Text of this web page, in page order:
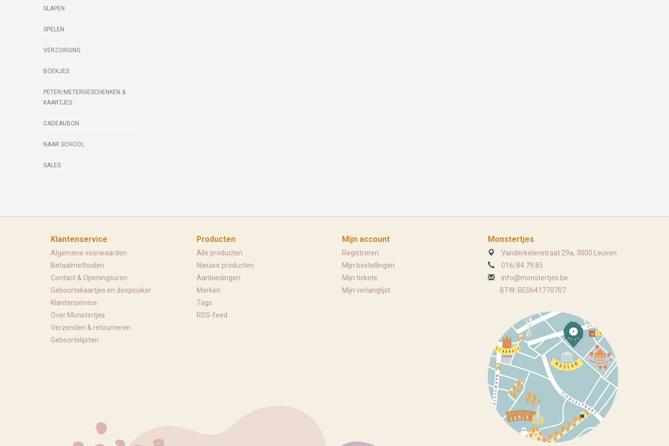
SLAPEN
SPELEN
VERZORGING
BOEKJES
PETER/METERGESCHENKEN &
KAARTJES
CADEAUBON
NAAR SCHOOL
SALES
Klantenservice
Algemene voorwaarden
Betaalmethoden
Contact & Openingsuren
Geboortekaartjes en doopsuiker
Klantenservice
Over Monstertjes
Verzenden & retourneren
Geboortelijsten
Producten
Alle producten
Nieuwe producten
Aanbiedingen
Merken
Tags
RSS-feed
Mijn account
Registreren
Mijn bestellingen
Mijn tickets
Mijn verlanglijst
Monstertjes
Vanderkelenstraat 29a, 3000 Leuven
016/84.79.85
info@monstertjes.be
BTW: BE0641770707